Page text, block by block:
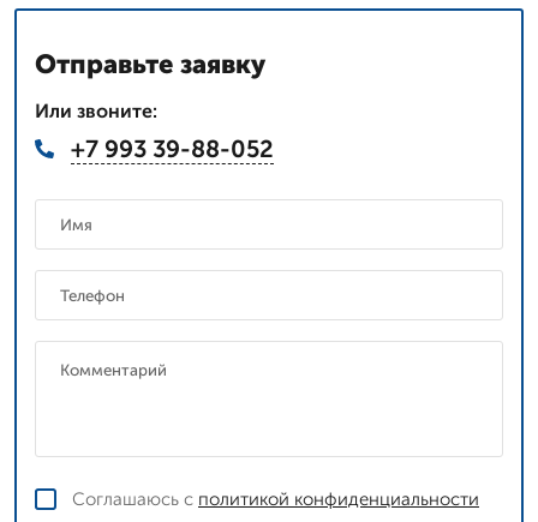
Отправьте заявку
Или звоните:
+7 993 39-88-052
Соглашаюсь с политикой конфиденциальности